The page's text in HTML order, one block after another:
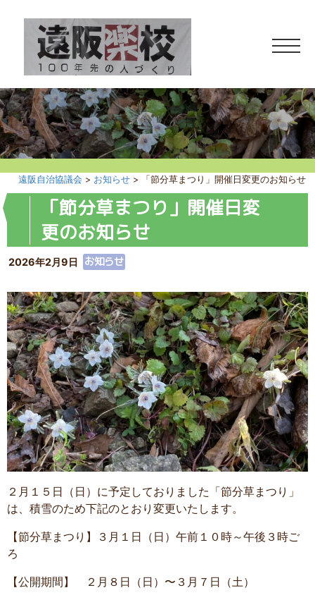
遠阪自治協議会 > お知らせ> 「節分草まつり」開催日変更のお知らせ
「節分草まつり」開催日変
更のお知らせ
2026年2月9日 お知らせ
２月１５日（日）に予定しておりました「節分草まつり」
は、積雪のため下記のとおり変更いたします。
【節分草まつり】３月１日（日）午前１０時～午後３時ご
ろ
【公開期間】 ２月８日（日）〜３月７日（土）